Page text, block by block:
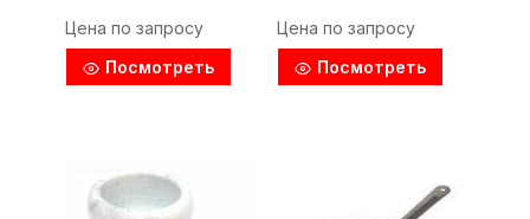
Цена по запросу
Посмотреть
Цена по запросу
Посмотреть